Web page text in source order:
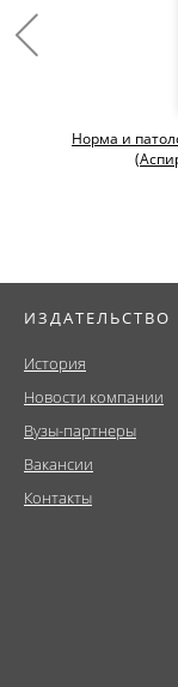
Норма и
ИЗДАТЕЛЬСТВО
История
Новости компании
Вузы-партнеры
Вакансии
Контакты